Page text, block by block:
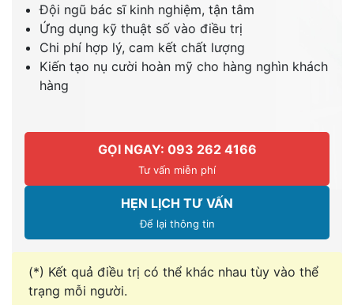
Đội ngũ bác sĩ kinh nghiệm, tận tâm
Ứng dụng kỹ thuật số vào điều trị
Chi phí hợp lý, cam kết chất lượng
Kiến tạo nụ cười hoàn mỹ cho hàng nghìn khách
hàng
GỌI NGAY: 093 262 4166
Tư vấn miễn phí
HẸN LỊCH TƯ VẤN
Để lại thông tin
(*) Kết quả điều trị có thể khác nhau tùy vào thể
trạng mỗi người.